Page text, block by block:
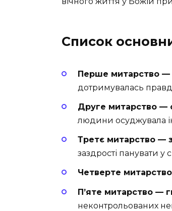
Список
Перше митарство —
дотримувалась
Друге митарство —
людини осуджувала
Третє митарство —
заздрості панувати у
Четверте
П’яте митарство —
неконтрольованих